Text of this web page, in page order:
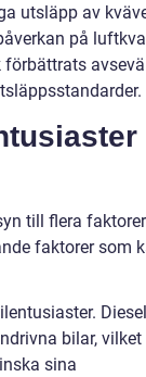
utsläpp av
på
till flera
faktorer som
bilar, vilket
sina